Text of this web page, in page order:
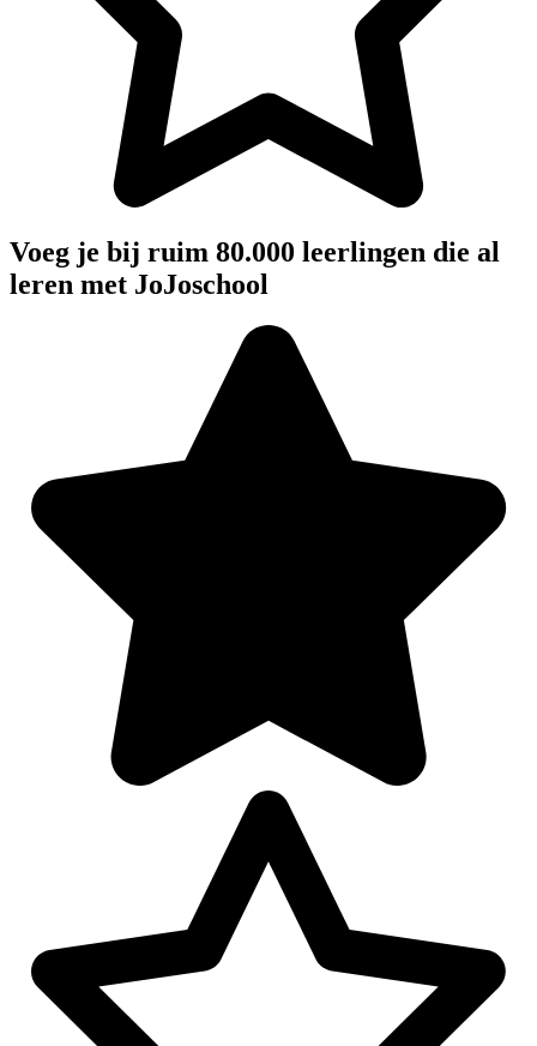
Voeg je bij ruim 80.000 leerlingen die al
leren met JoJoschool